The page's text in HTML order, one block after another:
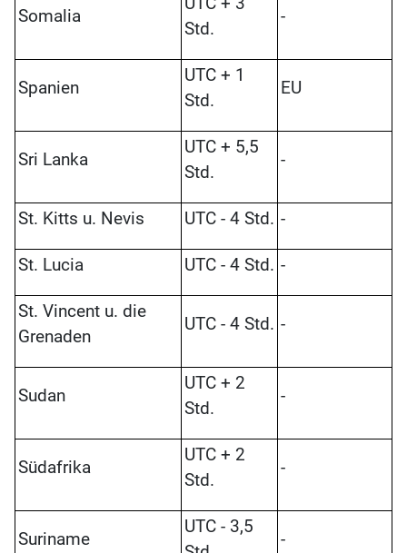
Somalia
Std.
-
Spanien
UTC + 1
Std.
EU
Sri Lanka
UTC + 5,5
Std.
-
St. Kitts u. Nevis UTC - 4 Std. -
St. Lucia UTC - 4 Std. -
St. Vincent u. die
Grenaden
UTC - 4 Std. -
Sudan
UTC + 2
Std.
-
Südafrika
UTC + 2
Std.
-
Suriname
UTC - 3,5
-